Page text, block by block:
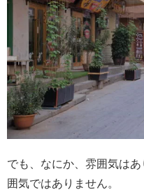
でも、なにか、雰囲気は
囲気ではありません。